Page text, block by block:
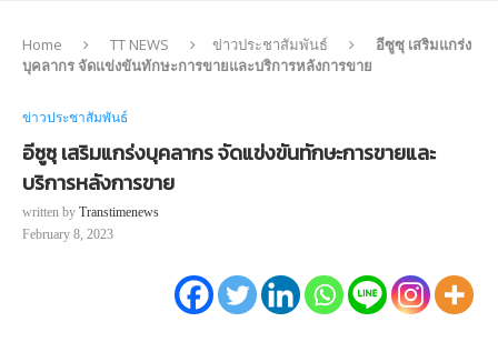
Home TT NEWS ข่าวประชาสัมพันธ์
อีซูซุ เสริมแกร่ง
บุคลากร จัดแข่งขันทักษะการขายและบริการหลังการขาย
ข่าวประชาสัมพันธ์
อีซูซุ เสริมแกร่งบุคลากร จัดแข่งขันทักษะการขายและ
บริการหลังการขาย
written by Transtimenews
February 8, 2023